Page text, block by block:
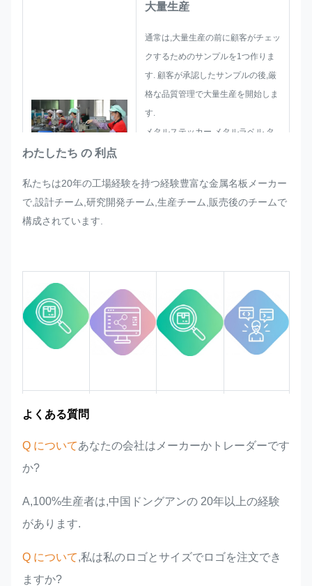
大量生産
通常は,大量生産の前に顧客がチェッ
クするためのサンプルを1つ作りま
す. 顧客が承認したサンプルの後,厳
格な品質管理で大量生産を開始しま
す.
メタルステッカー,メタルラベル,タ
は,それを満足させるために最善を尽
くします.
わたしたち の 利点
私たちは20年の工場経験を持つ経験豊富な金属名板メーカー
で,設計チーム,研究開発チーム,生産チーム,販売後のチームで
構成されています.
業界での経験
よくある質問
Q についてあなたの会社はメーカーかトレーダーです
か?
A,100%生産者は,中国ドングアンの 20年以上の経験
があります.
Q について,私は私のロゴとサイズでロゴを注文でき
ますか?